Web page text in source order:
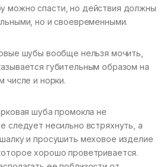
можно спасти, но действия должны
но и своевременными.
шубы вообще нельзя мочить,
губительным образом на
числе и норки.
шуба промокла не
следует несильно встряхнуть, а
и просушить меховое изделие
хорошо проветривается.